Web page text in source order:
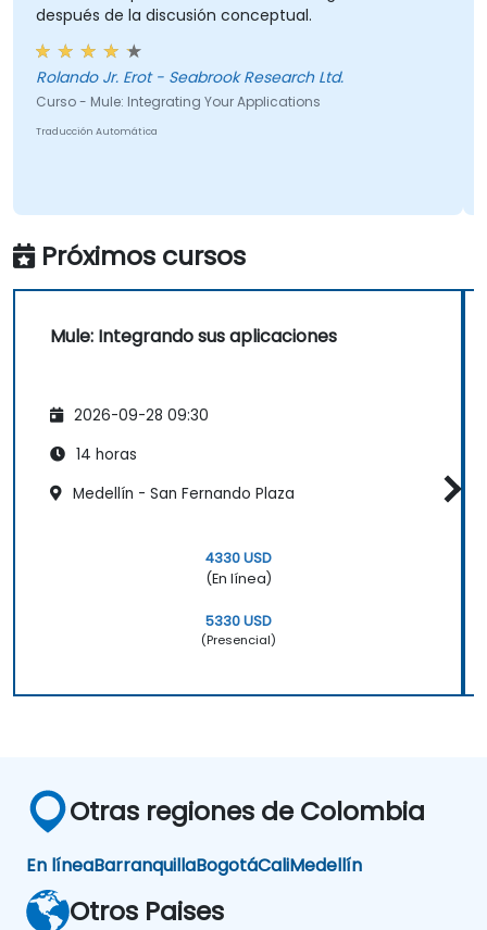
entorno de arrastrar y soltar de Eclipse.
Reducir el tiempo de desarrollo y los
costos de mantenimiento mediante la
generación de código optimizado y
reutilizable.
después de la discusión conceptual.
Rolando Jr. Erot - Seabrook Research Ltd.
Curso - Mule: Integrating Your Applications
Traducción Automática
Próximos cursos
Mule: Integrando sus aplicaciones
2026-09-28 09:30
14 horas
Medellín - San Fernando Plaza
4330 USD
(En línea)
5330 USD
(Presencial)
Otras regiones de Colombia
En líneaBarranquillaBogotáCaliMedellín
Otros Paises